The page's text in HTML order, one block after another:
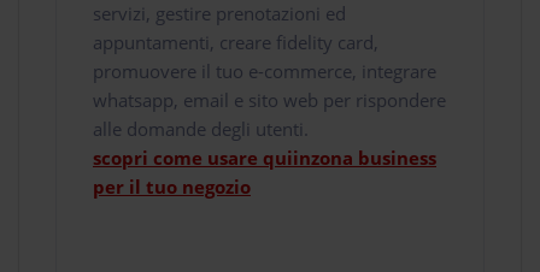
servizi, gestire prenotazioni ed
appuntamenti, creare fidelity card,
promuovere il tuo e-commerce, integrare
whatsapp, email e sito web per rispondere
alle domande degli utenti.
scopri come usare quiinzona business
per il tuo negozio